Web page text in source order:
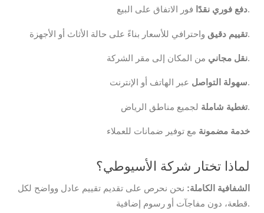
دفع فوري نقدًافور الاتفاق على البيع.
تقييم دقيقواحترافي للأسعار بناءً على حالة الأثاث أو الأجهزة.
نقل مجانيمن المكان إلى مقر الشركة.
سهولة التواصلعبر الهاتف أو الإنترنت.
تغطية شاملةلجميع مناطق الرياض.
خدمة مضمونة مع توفير ضمانات للعملاء
لماذا تختار شركة الأسيوطي؟
الشفافية الكاملة: نحن نحرص على تقديم تقييم عادل وواضح لكل
قطعة، دون مفاجآت أو رسوم إضافية.